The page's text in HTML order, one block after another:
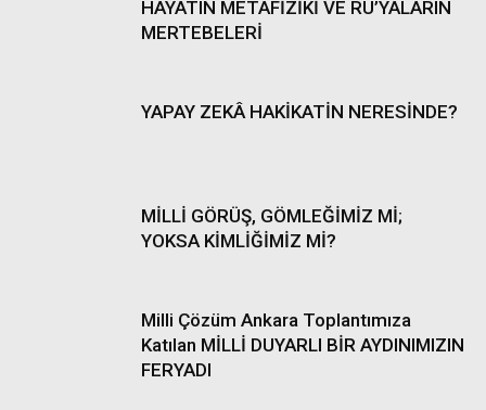
HAYATIN METAFİZİKİ VE RÜ’YALARIN
MERTEBELERİ
YAPAY ZEKÂ HAKİKATİN NERESİNDE?
MİLLİ GÖRÜŞ, GÖMLEĞİMİZ Mİ;
YOKSA KİMLİĞİMİZ Mİ?
Milli Çözüm Ankara Toplantımıza
Katılan MİLLİ DUYARLI BİR AYDINIMIZIN
FERYADI